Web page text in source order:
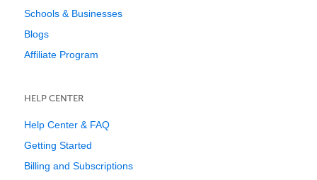
Schools & Businesses
Blogs
Affiliate Program
HELP CENTER
Help Center & FAQ
Getting Started
Billing and Subscriptions